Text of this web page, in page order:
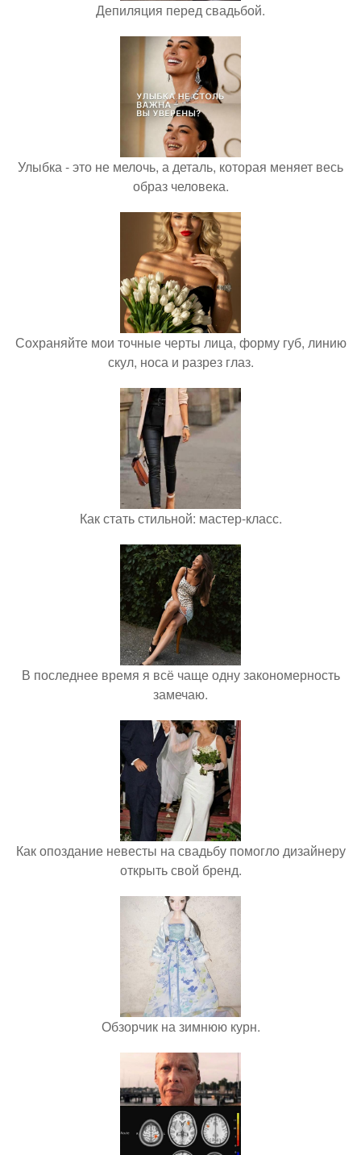
Депиляция перед свадьбой.
Улыбка - это не мелочь, а деталь, которая меняет весь
образ человека.
Сохраняйте мои точные черты лица, форму губ, линию
скул, носа и разрез глаз.
Как стать стильной: мастер-класс.
В последнее время я всё чаще одну закономерность
замечаю.
Как опоздание невесты на свадьбу помогло дизайнеру
открыть свой бренд.
Обзорчик на зимнюю курн.